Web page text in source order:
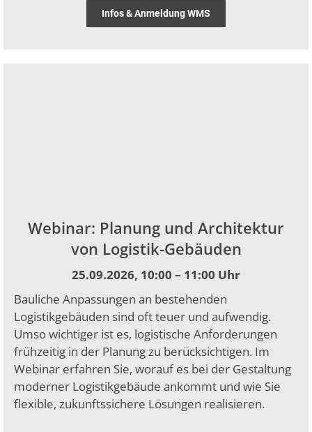
Infos & Anmeldung WMS
Webinar: Planung und Architektur
von Logistik-Gebäuden
25.09.2026, 10:00 – 11:00 Uhr
Bauliche Anpassungen an bestehenden
Logistikgebäuden sind oft teuer und aufwendig.
Umso wichtiger ist es, logistische Anforderungen
frühzeitig in der Planung zu berücksichtigen. Im
Webinar erfahren Sie, worauf es bei der Gestaltung
moderner Logistikgebäude ankommt und wie Sie
flexible, zukunftssichere Lösungen realisieren.